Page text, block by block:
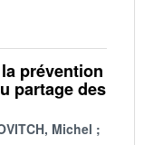
prévention
partage des
Michel